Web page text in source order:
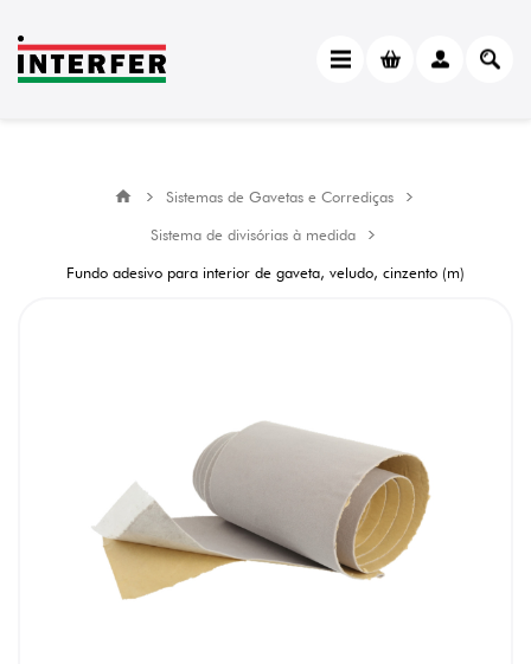
Sistemas de Gavetas e Corrediças
Sistema de divisórias à medida
Fundo adesivo para interior de gaveta, veludo, cinzento (m)